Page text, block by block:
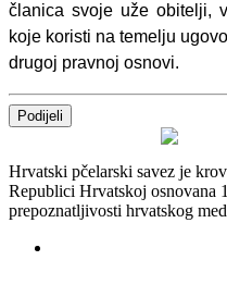
članica svoje uže obitelji,
koje koristi na temelju
drugoj pravnoj osnovi.
Podijeli
Hrvatski pčelarski savez je
Republici Hrvatskoj osnovana
prepoznatljivosti hrvatskog